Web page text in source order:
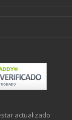
actualizado